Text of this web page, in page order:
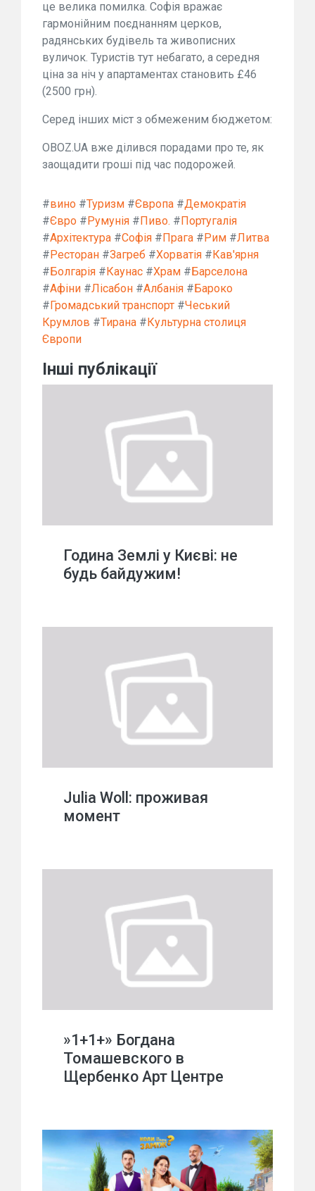
це велика помилка. Софія вражає
гармонійним поєднанням церков,
радянських будівель та живописних
вуличок. Туристів тут небагато, а середня
ціна за ніч у апартаментах становить £46
(2500 грн).
Серед інших міст з обмеженим бюджетом:
OBOZ.UA вже ділився порадами про те, як
заощадити гроші під час подорожей.
#вино #Туризм #Європа #Демократія
#Євро #Румунія #Пиво. #Португалія
#Архітектура #Софія #Прага #Рим #Литва
#Ресторан #Загреб #Хорватія #Кав'ярня
#Болгарія #Каунас #Храм #Барселона
#Афіни #Лісабон #Албанія #Бароко
#Громадський транспорт #Чеський
Крумлов #Тирана #Культурна столиця
Європи
Інші публікації
Година Землі у Києві: не
будь байдужим!
Julia Woll: проживая
момент
»1+1+» Богдана
Томашевского в
Щербенко Арт Центре